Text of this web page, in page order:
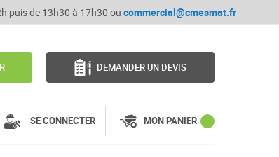
puis de 13h30 à 17h30 ou commercial@cmesmat.fr
DEMANDER UN DEVIS
SE CONNECTER MON PANIER